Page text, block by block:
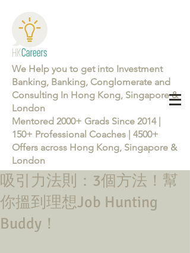
We Help you to get into Investment
Banking, Banking, Conglomerate and
Consulting In Hong Kong, Singapore &
London
Mentored 2000+ Grads Since 2014 |
150+ Professional Coaches | 4500+
Offers across Hong Kong, Singapore &
London
Learn more about the Career Training Program 26/27
吸引力法則：3個方法！幫
你搵到理想Job Hunting
Buddy！